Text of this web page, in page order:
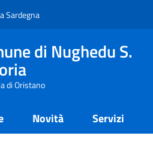
Sardegna
di Nughedu S.
di Oristano
Novità Servizi